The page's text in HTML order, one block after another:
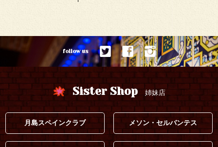
follow us
Sister Shop 姉妹店
月島スペインクラブ メソン・セルバンテス